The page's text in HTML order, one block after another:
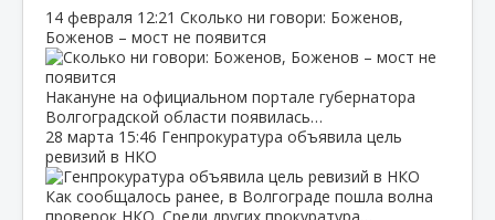
14 февраля 12:21 Сколько ни говори: Боженов,
Боженов – мост не появится
Накануне на официальном портале губернатора
Волгоградской области появилась…
28 марта 15:46 Генпрокуратура объявила цель
ревизий в НКО
Как сообщалось ранее, в Волгограде пошла волна